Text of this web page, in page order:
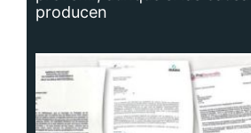
producen